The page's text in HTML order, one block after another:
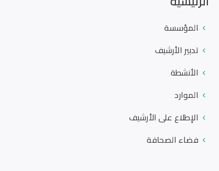
المؤسسة
تدبير الأرشيف
الأنشطة
الموارد
الإطلاع على الأرشيف
فضاء الصحافة